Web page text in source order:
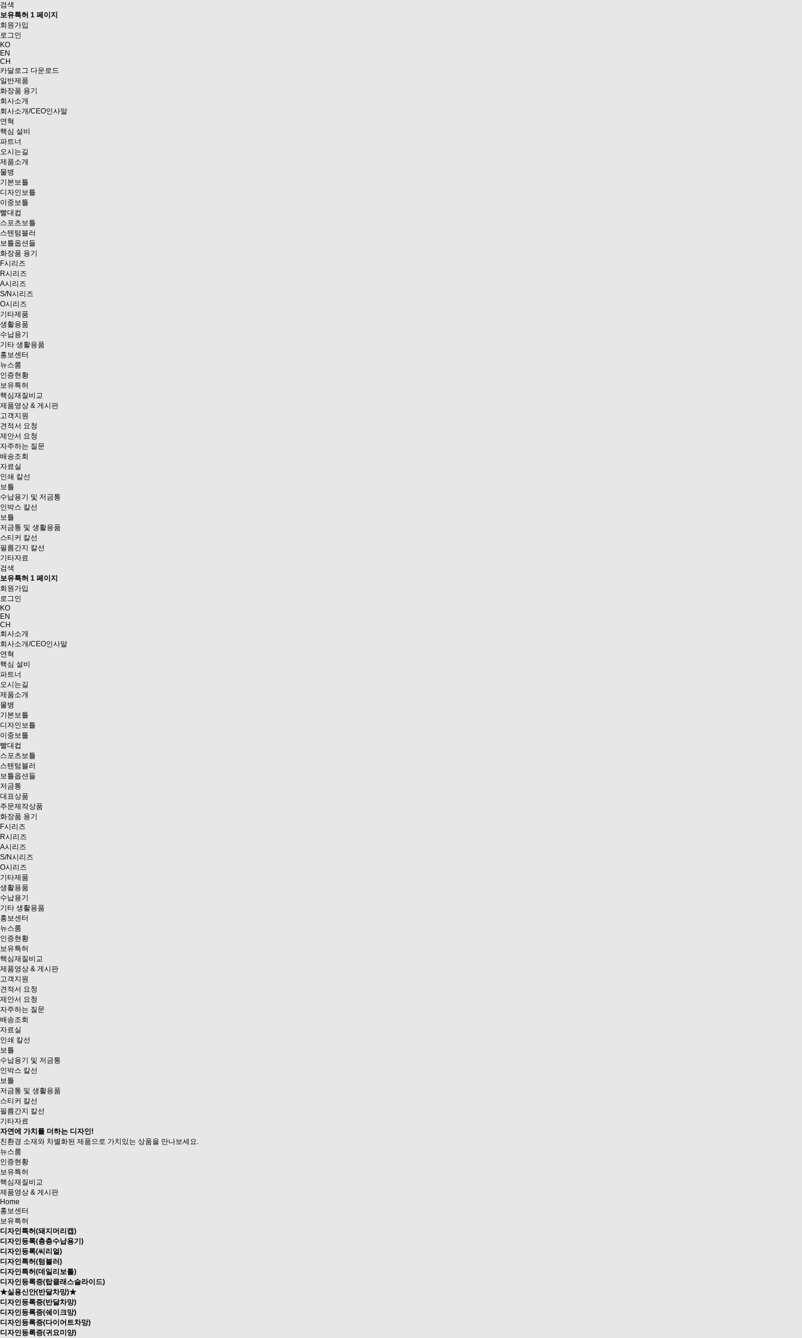
검색
보유특허 1 페이지
회원가입
로그인
KO
EN
CH
카달로그 다운로드
일반제품
화장품 용기
회사소개
회사소개/CEO인사말
연혁
핵심 설비
파트너
오시는길
제품소개
물병
기본보틀
디자인보틀
이중보틀
빨대컵
스포츠보틀
스텐텀블러
보틀옵션들
화장품 용기
F시리즈
R시리즈
A시리즈
S/N시리즈
O시리즈
기타제품
생활용품
수납용기
기타 생활용품
홍보센터
뉴스룸
인증현황
보유특허
핵심재질비교
제품영상 & 게시판
고객지원
견적서 요청
제안서 요청
자주하는 질문
배송조회
자료실
인쇄 칼선
보틀
수납용기 및 저금통
인박스 칼선
보틀
저금통 및 생활용품
스티커 칼선
필름간지 칼선
기타자료
검색
보유특허 1 페이지
회원가입
로그인
KO
EN
CH
회사소개
회사소개/CEO인사말
연혁
핵심 설비
파트너
오시는길
제품소개
물병
기본보틀
디자인보틀
이중보틀
빨대컵
스포츠보틀
스텐텀블러
보틀옵션들
저금통
대표상품
주문제작상품
화장품 용기
F시리즈
R시리즈
A시리즈
S/N시리즈
O시리즈
기타제품
생활용품
수납용기
기타 생활용품
홍보센터
뉴스룸
인증현황
보유특허
핵심재질비교
제품영상 & 게시판
고객지원
견적서 요청
제안서 요청
자주하는 질문
배송조회
자료실
인쇄 칼선
보틀
수납용기 및 저금통
인박스 칼선
보틀
저금통 및 생활용품
스티커 칼선
필름간지 칼선
기타자료
자연에 가치를 더하는 디자인!
친환경 소재와 차별화된 제품으로 가치있는 상품을 만나보세요.
뉴스룸
인증현황
보유특허
핵심재질비교
제품영상 & 게시판
Home
홍보센터
보유특허
디자인특허(돼지머리캡)
디자인등록(층층수납용기)
디자인등록(씨리얼)
디자인특허(텀블러)
디자인특허(데일리보틀)
디자인등록증(탑클래스슬라이드)
★실용신안(반달차망)★
디자인등록증(반달차망)
디자인등록증(쉐이크망)
디자인등록증(다이어트차망)
디자인등록증(귀요미양)